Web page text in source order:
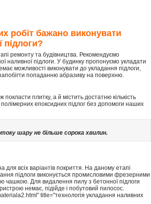
робіт бажано виконувати
підлоги?
ремонту та будівництва. Рекомендуємо
наливної підлоги. У будинку пропонуємо укладати
можливості виконувати до укладання підлоги,
попаданню абразиву на поверхню.
плитку, а й містить достатню кількість
епоксидних підлог без допомоги наших
шару не більше сорока хвилин.
для всіх варіантів покриття. На даному етапі
підлоги виконується промисловими фрезерними
Для видалення пилу з бетонної підлоги
немає, підійде і побутовий пилосос.
title="технологія укладання наливних